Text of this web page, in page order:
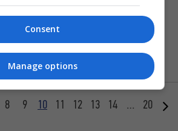
Σον το πρόβατο ταινία:
Φαρμαγέδων (μεταγλωττισμένη)
8 9 10 11 12 13 14 … 20
Consent
Manage options